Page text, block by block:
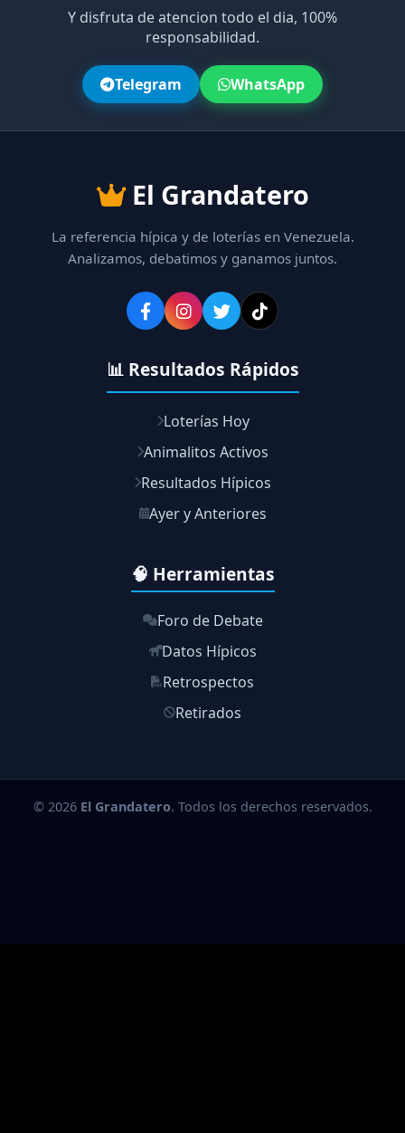
Y disfruta de atencion todo el dia, 100%
responsabilidad.
Telegram WhatsApp
El Grandatero
La referencia hípica y de loterías en Venezuela.
Analizamos, debatimos y ganamos juntos.
📊 Resultados Rápidos
Loterías Hoy
Animalitos Activos
Resultados Hípicos
Ayer y Anteriores
🧠 Herramientas
Foro de Debate
Datos Hípicos
Retrospectos
Retirados
© 2026 El Grandatero. Todos los derechos reservados.